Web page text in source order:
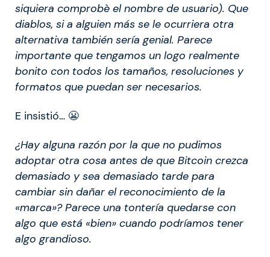
siquiera comprobè el nombre de usuario). Que
diablos, si a alguien más se le ocurriera otra
alternativa también sería genial. Parece
importante que tengamos un logo realmente
bonito con todos los tamaños, resoluciones y
formatos que puedan ser necesarios.
E insistió… 😬
¿Hay alguna razón por la que no pudimos
adoptar otra cosa antes de que Bitcoin crezca
demasiado y sea demasiado tarde para
cambiar sin dañar el reconocimiento de la
«marca»? Parece una tontería quedarse con
algo que está «bien» cuando podríamos tener
algo grandioso.